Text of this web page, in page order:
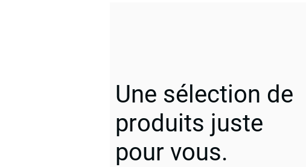
Une sélection de
produits juste
pour vous.